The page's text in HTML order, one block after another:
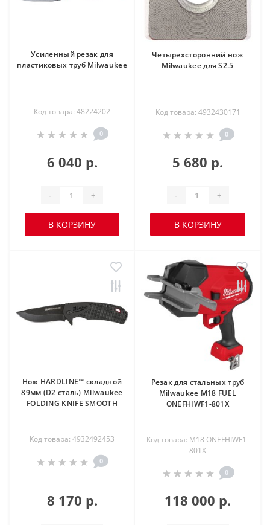
Усиленный резак для
пластиковых труб Milwaukee
Код товара: 48224202
0
6 040 р.
- +
В КОРЗИНУ
Четырехсторонний нож
Milwaukee для S2.5
Код товара: 4932430171
0
5 680 р.
- +
В КОРЗИНУ
Нож HARDLINE™ складной
89мм (D2 сталь) Milwaukee
FOLDING KNIFE SMOOTH
Код товара: 4932492453
0
8 170 р.
Резак для стальных труб
Milwaukee M18 FUEL
ONEFHIWF1-801X
Код товара: M18 ONEFHIWF1-
801X
0
118 000 р.